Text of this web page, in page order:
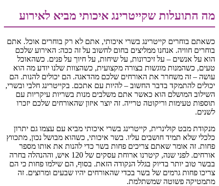
מה התועלות שקייטרינג איכותי מביא לאירוע
כשאתם בוחרים קייטרינג בשרי איכותי, אתם לא רק בוחרים אוכל. אתם
בוחרים חוויה. אנחנו ממליצים בחום לחשוב על זה ככה: האירוע שלכם
הוא על אנשים – על זיכרונות, על שיחות, על חיוך על פנים. כשהאוכל
טעים, כשהמנות מוגשות בצורה מקצועית, כשהצוות שלנו יודע מה הוא
עושה – זה משחרר את האורחים שלכם מהדאגה. הם יכולים להנות. הם
יכולים להתמקד בדבר החשוב – להיות עם אתכם. בקייטרינג חלבי ובשרי,
השילוב המושלם הוא כאשר אתם משלבים מנות בשריות עיקריות עם
תוספות טעימות וריקוטה טרייה. זה יוצר איזון שהאורחים שלכם יזכרו
לשנים.
מנקודת מבט קולינרית, קייטרינג בשרי איכותי מביא עם עצמו גם יתרון
כלכלי שלא תמיד חושבים עליו. בשר איכותי, כשהוא מבושל נכון, מתכווץ
פחות. זה אומר שאתם צריכים פחות בשר כדי להנות את אותו מספר
אורחים. לפני שנה, קיטרנו ארוחת עסקים של 120 איש, וההנהלה בחרה
בבשר טוב יותר בדיוק בגלל הנקודה הזאת. בסוף, הם שילמו פחות כי הם
צריכו פחות גרמים של בשר בכדי שהאורחים יהיו שבעים ומרוצים. זה
מתמטיקה פשוטה שמשתלמת.